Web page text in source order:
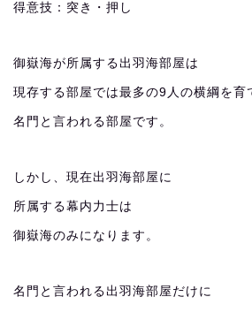
得意技：突き・押し
御嶽海が所属する出羽海部屋は
現存する部屋では最多の9人の横綱を育
名門と言われる部屋です。
しかし、現在出羽海部屋に
所属する幕内力士は
御嶽海のみになります。
名門と言われる出羽海部屋だけに